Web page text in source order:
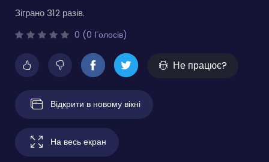
Зіграно 312 разів.
0 (0 Голосів)
Не працює?
Відкрити в новому вікні
На весь екран